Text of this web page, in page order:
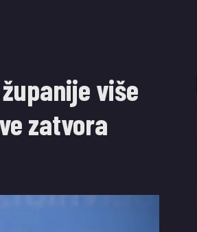
više
zatvora